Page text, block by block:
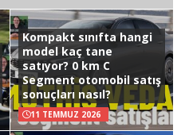
Kompakt sınıfta hangi
model kaç tane
satıyor? 0 km C
Segment otomobil satış
sonuçları nasıl?
11 TEMMUZ 2026